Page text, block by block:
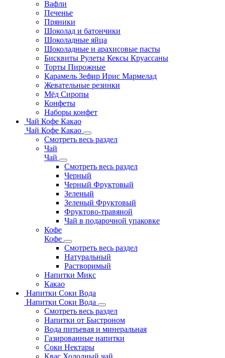
Вафли
Печенье
Пряники
Шоколад и батончики
Шоколадные яйца
Шоколадные и арахисовые пасты
Бисквиты Рулеты Кексы Круассаны
Торты Пирожные
Карамель Зефир Ирис Мармелад
Жевательные резинки
Мёд Сиропы
Конфеты
Наборы конфет
Чай Кофе Какао
Чай Кофе Какао
Смотреть весь раздел
Чай
Чай
Смотреть весь раздел
Черный
Черный Фруктовый
Зеленый
Зеленый Фруктовый
Фруктово-травяной
Чай в подарочной упаковке
Кофе
Кофе
Смотреть весь раздел
Натуральный
Растворимый
Напитки Микс
Какао
Напитки Соки Вода
Напитки Соки Вода
Смотреть весь раздел
Напитки от Быстроном
Вода питьевая и минеральная
Газированные напитки
Соки Нектары
Квас Холодный чай